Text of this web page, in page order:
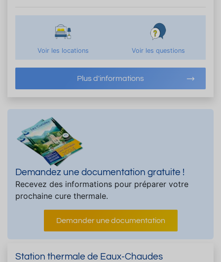
Voir les locations Voir les questions
Plus d'informations
Demandez une documentation gratuite !
Recevez des informations pour préparer votre
prochaine cure thermale.
Demander une documentation
Station thermale de Eaux-Chaudes